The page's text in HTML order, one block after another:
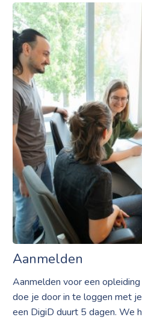
Aanmelden
Aanmelden voor een
doe je door in te loggen met je
een DigiD duurt 5 dagen. We